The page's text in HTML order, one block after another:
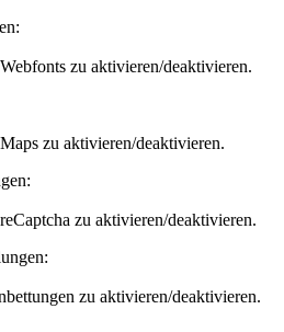
zu aktivieren/deaktivieren.
zu aktivieren/deaktivieren.
zu aktivieren/deaktivieren.
zu aktivieren/deaktivieren.